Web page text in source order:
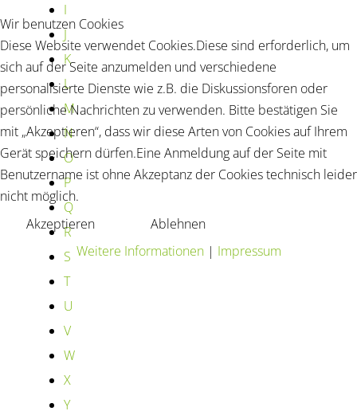
I
J
K
L
M
N
O
P
Q
R
S
T
U
V
W
X
Y
Wir benutzen Cookies
Diese Website verwendet Cookies.Diese sind erforderlich, um
sich auf der Seite anzumelden und verschiedene
personalisierte Dienste wie z.B. die Diskussionsforen oder
persönliche Nachrichten zu verwenden. Bitte bestätigen Sie
mit „Akzeptieren“, dass wir diese Arten von Cookies auf Ihrem
Gerät speichern dürfen.Eine Anmeldung auf der Seite mit
Benutzername ist ohne Akzeptanz der Cookies technisch leider
nicht möglich.
Akzeptieren
Ablehnen
Weitere Informationen| Impressum